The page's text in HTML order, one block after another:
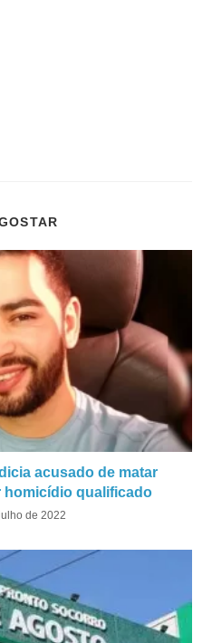
acusado de matar
homicídio qualificado
de 2022